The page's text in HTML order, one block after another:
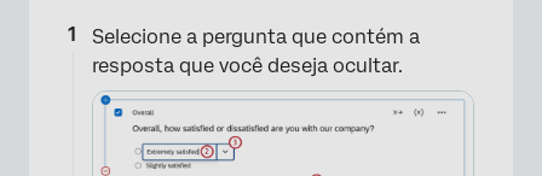
Selecione a pergunta que contém a
resposta que você deseja ocultar.